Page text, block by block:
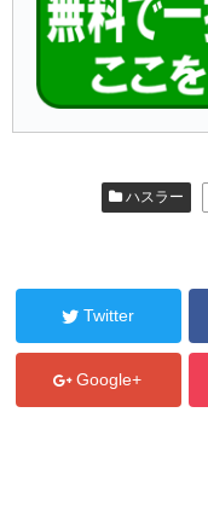
ハスラー
Twitter
Google+